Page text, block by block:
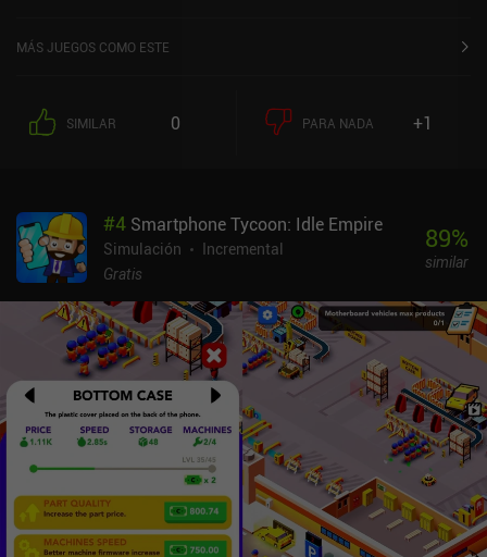
MÁS JUEGOS COMO ESTE
SIMILAR 0 PARA NADA +1
#4 Smartphone Tycoon: Idle Empire
Simulación
Incremental
Gratis
89%
similar